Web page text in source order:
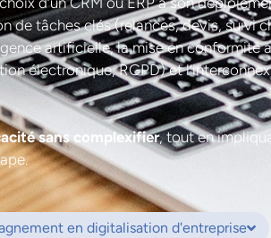
de tâches clés (relances, devis, suivi
artificielle, la mise en conformité
électronique, RGPD) et
sans complexifier, tout en
en digitalisation d'entreprise